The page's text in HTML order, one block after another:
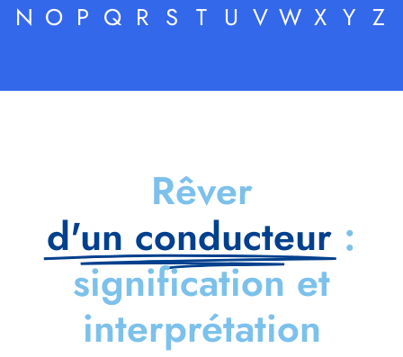
N O P Q R S T U V W X Y Z
Rêver
d'un conducteur :
signification et
interprétation